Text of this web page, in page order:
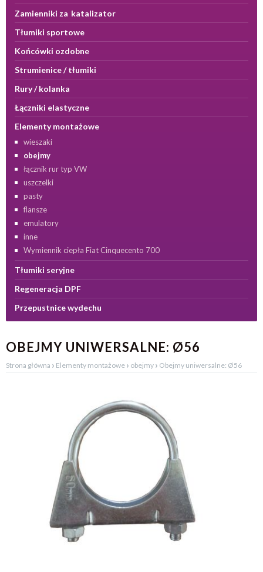
Zamienniki za katalizator
Tłumiki sportowe
Końcówki ozdobne
Strumienice / tłumiki
Rury / kolanka
Łączniki elastyczne
Elementy montażowe
wieszaki
obejmy
łącznik rur typ VW
uszczelki
pasty
flansze
emulatory
inne
Wymiennik ciepła Fiat Cinquecento 700
Tłumiki seryjne
Regeneracja DPF
Przepustnice wydechu
OBEJMY UNIWERSALNE: Ø56
Strona główna › Elementy montażowe › obejmy › Obejmy uniwersalne: Ø56